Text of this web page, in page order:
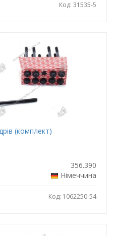
Код: 31535-5
(комплект)
356.390
Німеччина
Код: 1062250-54